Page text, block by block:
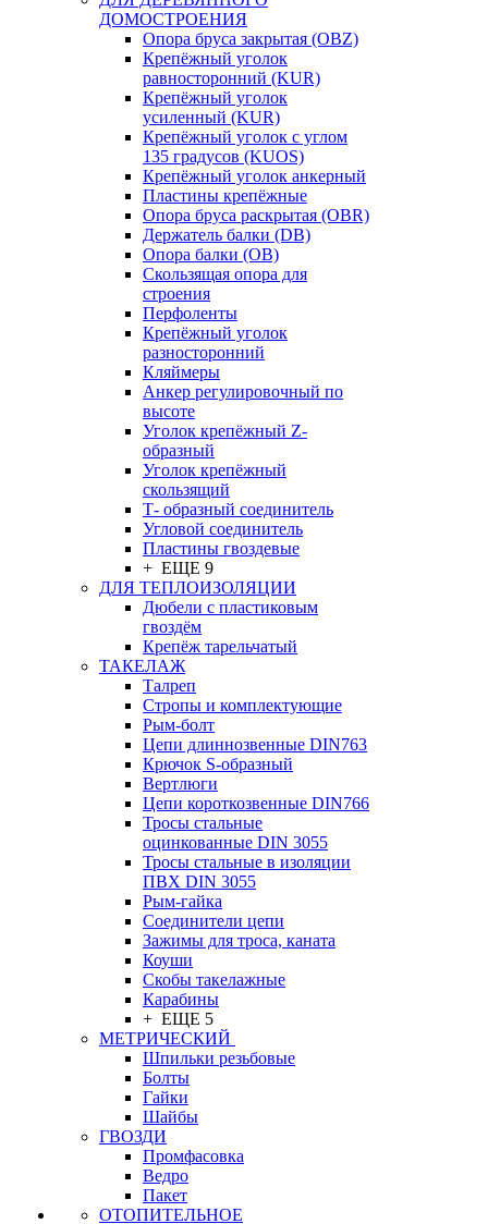
ДОМОСТРОЕНИЯ
Опора бруса закрытая (OBZ)
Крепёжный уголок
равносторонний (KUR)
Крепёжный уголок
усиленный (KUR)
Крепёжный уголок с углом
135 градусов (KUOS)
Крепёжный уголок анкерный
Пластины крепёжные
Опора бруса раскрытая (OBR)
Держатель балки (DB)
Опора балки (ОВ)
Скользящая опора для
строения
Перфоленты
Крепёжный уголок
разносторонний
Кляймеры
Анкер регулировочный по
высоте
Уголок крепёжный Z-
образный
Уголок крепёжный
скользящий
Т- образный соединитель
Угловой соединитель
Пластины гвоздевые
+ ЕЩЕ 9
ДЛЯ ТЕПЛОИЗОЛЯЦИИ
Дюбели с пластиковым
гвоздём
Крепёж тарельчатый
ТАКЕЛАЖ
Талреп
Стропы и комплектующие
Рым-болт
Цепи длиннозвенные DIN763
Крючок S-образный
Вертлюги
Цепи короткозвенные DIN766
Тросы стальные
оцинкованные DIN 3055
Тросы стальные в изоляции
ПВХ DIN 3055
Рым-гайка
Соединители цепи
Зажимы для троса, каната
Коуши
Скобы такелажные
Карабины
+ ЕЩЕ 5
МЕТРИЧЕСКИЙ
Шпильки резьбовые
Болты
Гайки
Шайбы
ГВОЗДИ
Промфасовка
Ведро
Пакет
ОТОПИТЕЛЬНОЕ